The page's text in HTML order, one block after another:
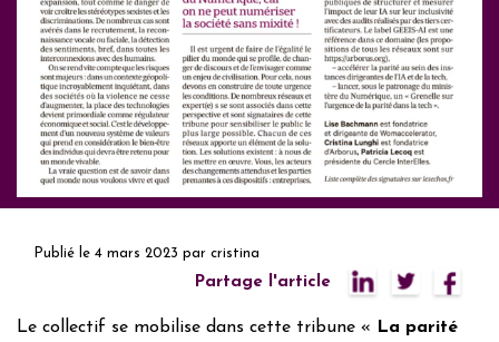
Publié le 4 mars 2023 par cristina
Partage l'article
Le collectif se mobilise dans cette tribune « La parité